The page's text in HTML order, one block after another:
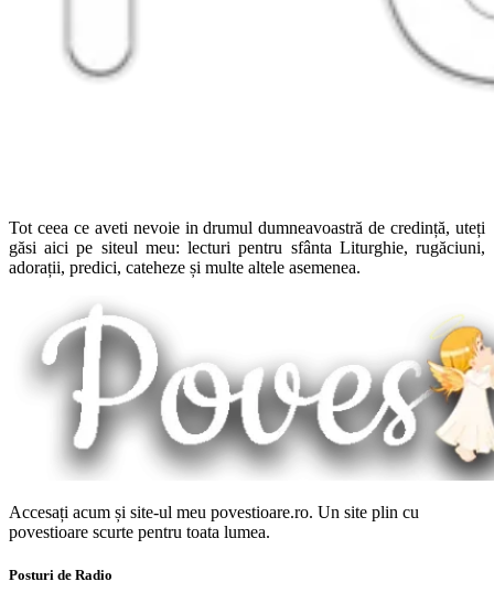
Tot ceea ce aveti nevoie in drumul dumneavoastră de credință, uteți
găsi aici pe siteul meu: lecturi pentru sfânta Liturghie, rugăciuni,
adorații, predici, cateheze și multe altele asemenea.
Accesați acum și site-ul meu povestioare.ro. Un site plin cu
povestioare scurte pentru toata lumea.
Posturi de Radio